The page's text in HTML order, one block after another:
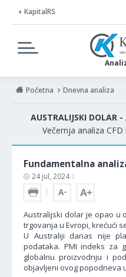
KapitalRS
Početna Dnevna analiza
AUSTRALIJSKI DOLAR
Večernja analiza
Fundamentalna
24 jul, 2024
Australijski dolar je opao u
trgovanja u Evropi, krećući
U Australiji danas nije
podataka. PMI indeks za
globalnu proizvodnju i
objavljeni ovog popodneva